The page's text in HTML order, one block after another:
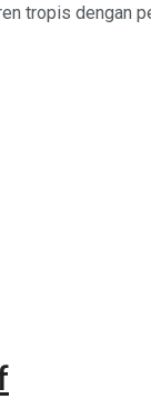
tropis dengan